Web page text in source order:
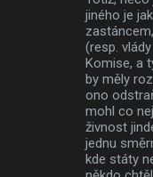
jiného je
(resp.
Komise, a
by měly
ono
mohl co
živnost
jednu
kde státy